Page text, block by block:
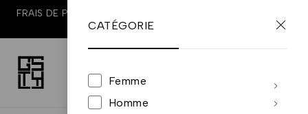
FRAIS DE PORT OFFERTS À PARTIR DE 100€ D'ACHATS EN
FRANCE
CATÉGORIE
Femme
Homme